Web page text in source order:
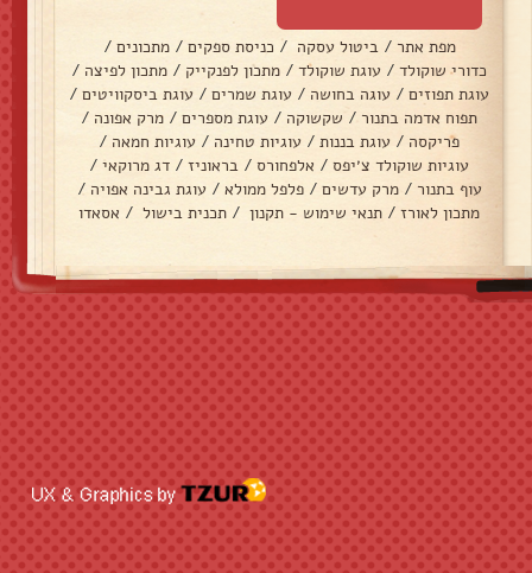
מפת אתר / ביטול עסקה / כניסת ספקים / מתכונים /
כדורי שוקולד / עוגת שוקולד / מתכון לפנקייק / מתכון לפיצה /
עוגת תפוזים / עוגה בחושה / עוגת שמרים / עוגת ביסקוויטים /
תפוח אדמה בתנור / שקשוקה / עוגת מספרים / מרק אפונה /
פריקסה / עוגת בננות / עוגיות טחינה / עוגיות חמאה /
עוגיות שוקולד צ׳יפס / אלפחורס / בראוניז / דג מרוקאי /
עוף בתנור / מרק עדשים / פלפל ממולא / עוגת גבינה אפויה /
מתכון לאורז / תנאי שימוש - תקנון / תכנית בישול / אסאדו